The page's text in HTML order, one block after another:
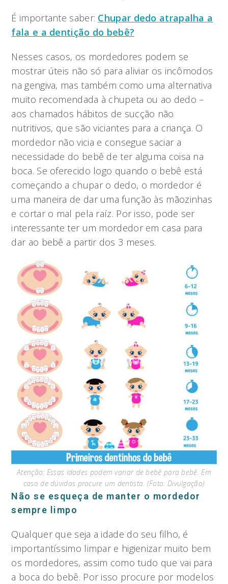
É importante saber: Chupar dedo atrapalha a
fala e a dentição do bebê?
Nesses casos, os mordedores podem se
mostrar úteis não só para aliviar os incômodos
na gengiva, mas também como uma alternativa
muito recomendada à chupeta ou ao dedo –
aos chamados hábitos de sucção não
nutritivos, que são viciantes para a criança. O
mordedor não vicia e consegue saciar a
necessidade do bebê de ter alguma coisa na
boca. Se oferecido logo quando o bebê está
começando a chupar o dedo, o mordedor é
uma maneira de dar uma função às mãozinhas
e cortar o mal pela raíz. Por isso, pode ser
interessante ter um mordedor em casa para
dar ao bebê a partir dos 3 meses.
Atenção: Essas idades podem variar de bebê para bebê. Em
caso de dúvidas procure um dentista. (Foto: Divulgação)
Não se esqueça de manter o mordedor
sempre limpo
Qualquer que seja a idade do seu filho, é
importantíssimo limpar e higienizar muito bem
os mordedores, assim como tudo que vai para
a boca do bebê. Por isso procure por modelos